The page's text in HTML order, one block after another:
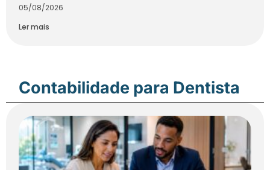
05/08/2026
Ler mais
Contabilidade para Dentista